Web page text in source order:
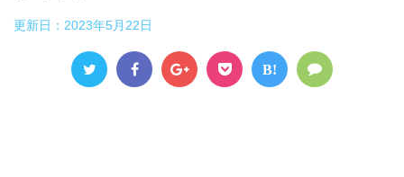
更新日： 2023年5月22日
B!